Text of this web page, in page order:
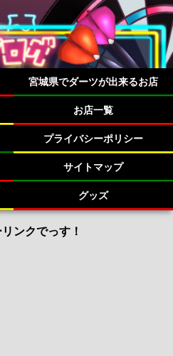
宮城県でダーツが出来るお店
お店一覧
プライバシーポリシー
サイトマップ
グッズ
ンクでっす！